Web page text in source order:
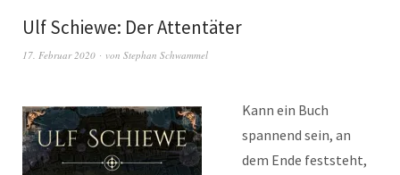
Ulf Schiewe: Der Attentäter
17. Februar 2020 von Stephan Schwammel
Kann ein Buch
spannend sein, an
dem Ende feststeht,